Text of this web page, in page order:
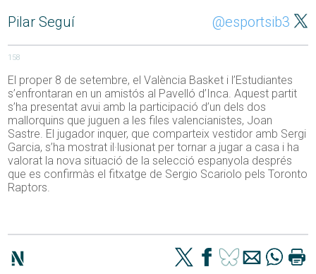
Pilar Seguí @esportsib3
158
El proper 8 de setembre, el València Basket i l’Estudiantes
s’enfrontaran en un amistós al Pavelló d’Inca. Aquest partit
s’ha presentat avui amb la participació d’un dels dos
mallorquins que juguen a les files valencianistes, Joan
Sastre. El jugador inquer, que comparteix vestidor amb Sergi
Garcia, s’ha mostrat il·lusionat per tornar a jugar a casa i ha
valorat la nova situació de la selecció espanyola després
que es confirmàs el fitxatge de Sergio Scariolo pels Toronto
Raptors.